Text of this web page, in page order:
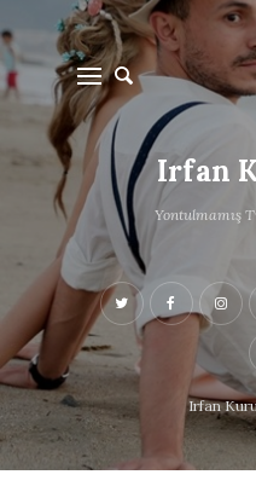
Irfan
Yontulmamış
Irfan